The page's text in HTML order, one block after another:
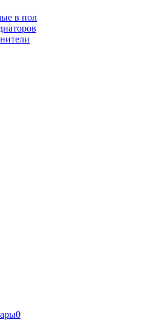
в пол
0